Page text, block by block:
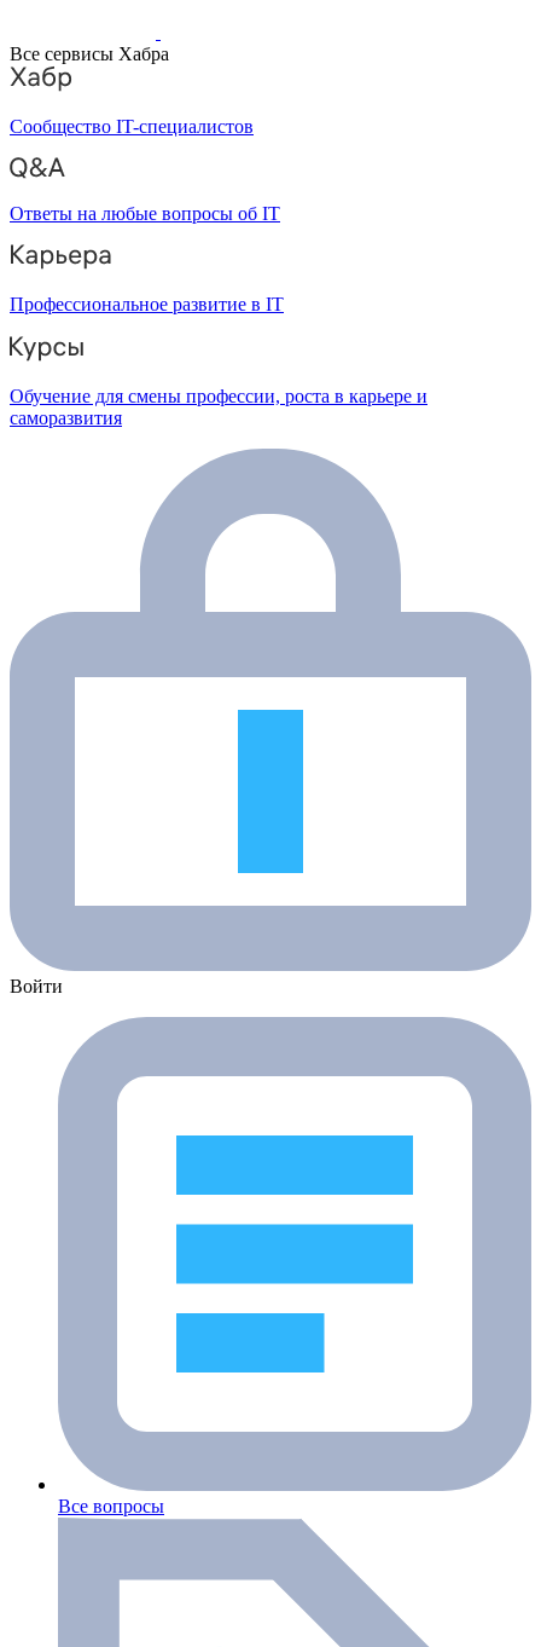
Все сервисы Хабра
Сообщество IT-специалистов
Ответы на любые вопросы об IT
Профессиональное развитие в IT
Обучение для смены профессии, роста в карьере и
саморазвития
Войти
Все вопросы